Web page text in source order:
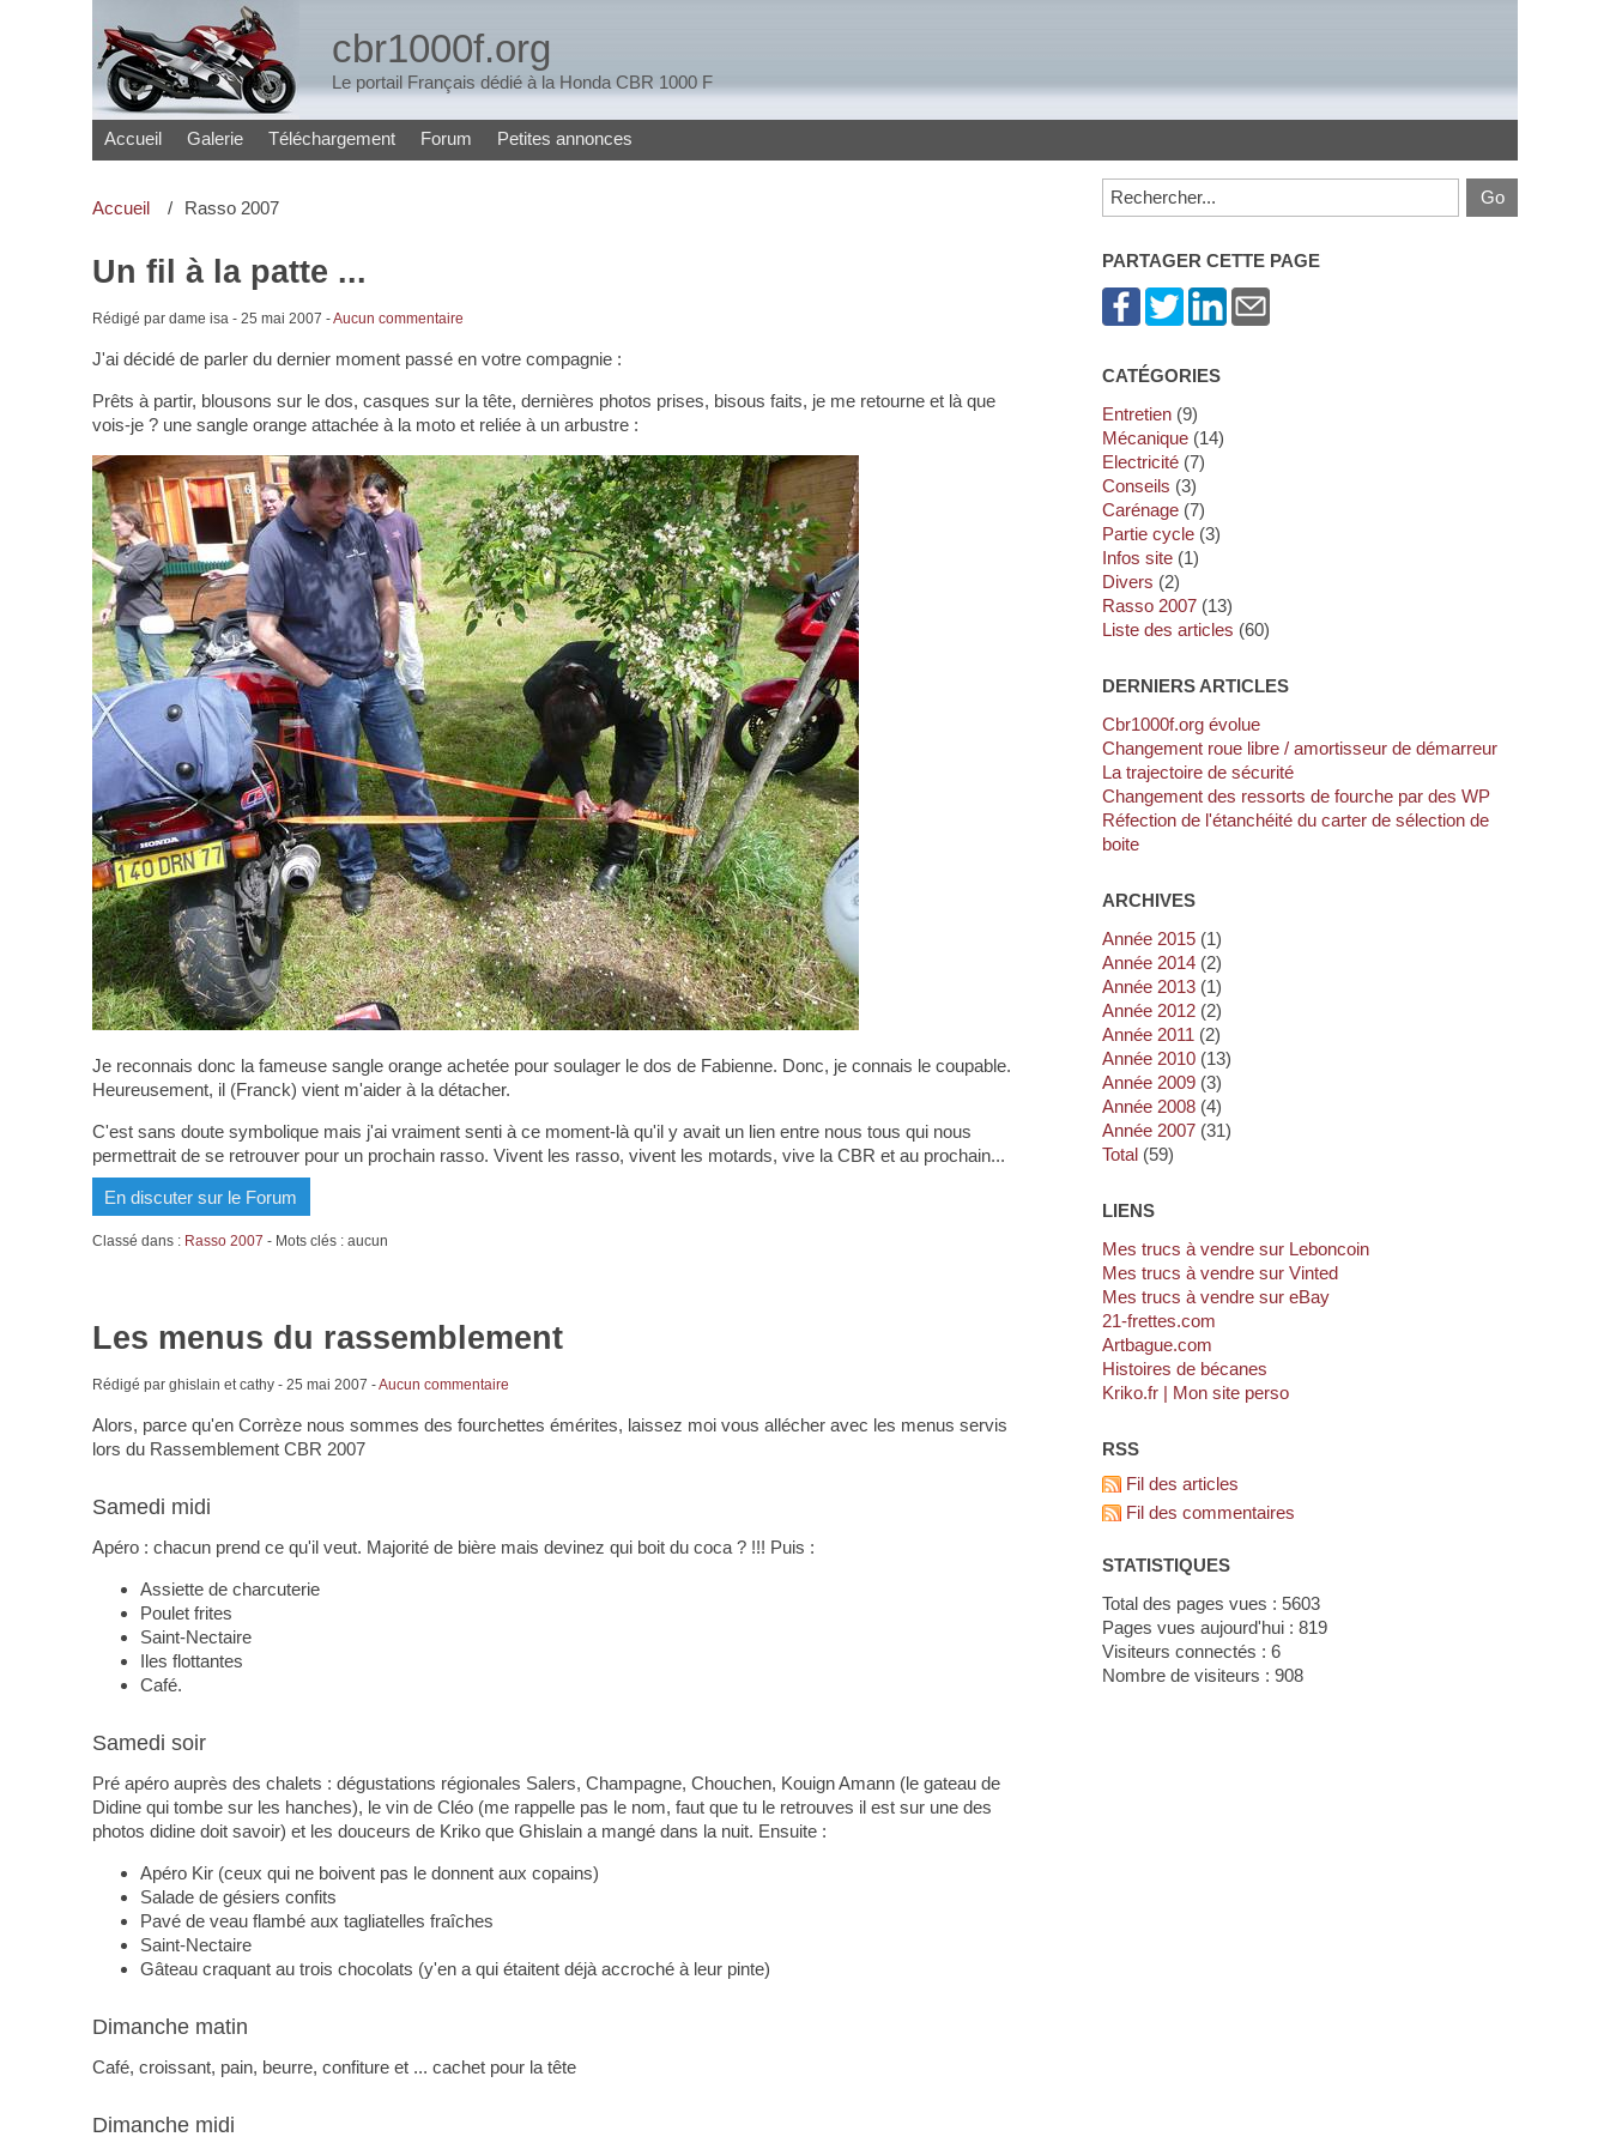
cbr1000f.org
Le portail Français dédié à la Honda CBR 1000 F
Accueil Galerie Téléchargement Forum Petites annonces
Accueil Rasso 2007
Un fil à la patte ...
Rédigé par dame isa - 25 mai 2007 -Aucun commentaire
J'ai décidé de parler du dernier moment passé en votre compagnie :
Prêts à partir, blousons sur le dos, casques sur la tête, dernières photos prises, bisous faits, je me retourne et là que
vois-je ? une sangle orange attachée à la moto et reliée à un arbustre :
Je reconnais donc la fameuse sangle orange achetée pour soulager le dos de Fabienne. Donc, je connais le coupable.
Heureusement, il (Franck) vient m'aider à la détacher.
C'est sans doute symbolique mais j'ai vraiment senti à ce moment-là qu'il y avait un lien entre nous tous qui nous
permettrait de se retrouver pour un prochain rasso. Vivent les rasso, vivent les motards, vive la CBR et au prochain...
En discuter sur le Forum
Classé dans : Rasso 2007 - Mots clés : aucun
Les menus du rassemblement
Rédigé par ghislain et cathy - 25 mai 2007 -Aucun commentaire
Alors, parce qu'en Corrèze nous sommes des fourchettes émérites, laissez moi vous allécher avec les menus servis
lors du Rassemblement CBR 2007
Samedi midi
Apéro : chacun prend ce qu'il veut. Majorité de bière mais devinez qui boit du coca ? !!! Puis :
Assiette de charcuterie
Poulet frites
Saint-Nectaire
Iles flottantes
Café.
Samedi soir
Pré apéro auprès des chalets : dégustations régionales Salers, Champagne, Chouchen, Kouign Amann (le gateau de
Didine qui tombe sur les hanches), le vin de Cléo (me rappelle pas le nom, faut que tu le retrouves il est sur une des
photos didine doit savoir) et les douceurs de Kriko que Ghislain a mangé dans la nuit. Ensuite :
Apéro Kir (ceux qui ne boivent pas le donnent aux copains)
Salade de gésiers confits
Pavé de veau flambé aux tagliatelles fraîches
Saint-Nectaire
Gâteau craquant au trois chocolats (y'en a qui étaitent déjà accroché à leur pinte)
Dimanche matin
Café, croissant, pain, beurre, confiture et ... cachet pour la tête
Dimanche midi
PARTAGER CETTE PAGE
CATÉGORIES
Entretien (9)
Mécanique (14)
Electricité (7)
Conseils (3)
Carénage (7)
Partie cycle (3)
Infos site (1)
Divers (2)
Rasso 2007 (13)
Liste des articles (60)
DERNIERS ARTICLES
cbr1000f.org évolue
Changement roue libre / amortisseur de démarreur
La trajectoire de sécurité
Changement des ressorts de fourche par des WP
Réfection de l'étanchéité du carter de sélection de
boite
ARCHIVES
année 2015 (1)
année 2014 (2)
année 2013 (1)
année 2012 (2)
année 2011 (2)
année 2010 (13)
année 2009 (3)
année 2008 (4)
année 2007 (31)
total (59)
LIENS
Mes trucs à vendre sur Leboncoin
Mes trucs à vendre sur Vinted
Mes trucs à vendre sur eBay
21-frettes.com
artbague.com
Histoires de bécanes
kriko.fr | Mon site perso
RSS
Fil des articles
Fil des commentaires
STATISTIQUES
Total des pages vues : 5603
Pages vues aujourd'hui : 819
Visiteurs connectés : 6
Nombre de visiteurs : 908